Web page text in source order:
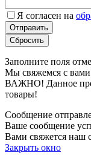
Я согласен на
Заполните поля
Мы свяжемся с
ВАЖНО! Данное
товары!
Сообщение
Ваше сообщение
Вами свяжется наш
Закрыть окно